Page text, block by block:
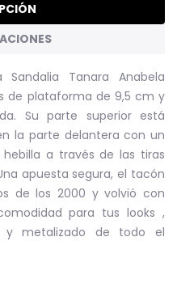
Tanara Anabela
de plataforma de 9,5 cm y
Su parte superior está
la parte delantera con un
a través de las tiras
apuesta segura, el tacón
de los 2000 y volvió con
para tus looks ,
y metalizado de todo el